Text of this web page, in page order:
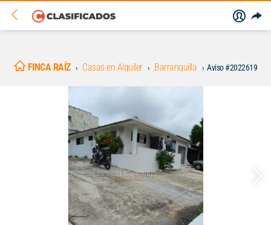
FINCA RAÍZ Casas en Alquiler Barranquilla Aviso #2022619